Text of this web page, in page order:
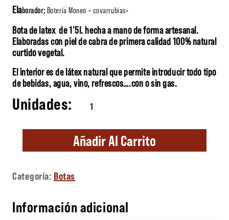
Elaborador; Botería Moneo » covarrubias»
Bota de latex de 1’5l. hecha a mano de forma artesanal.
Elaboradas con piel de cabra de primera calidad 100% natural
curtido vegetal.
El interior es de látex natural que permite introducir todo tipo
de bebidas, agua, vino, refrescos….con o sin gas.
Bota negra 1'5 Litros cantidad
Añadir Al Carrito
Categoría: Botas
Información adicional